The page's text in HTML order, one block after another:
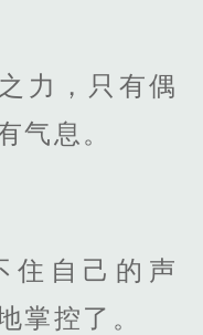
力，只有偶
气息。
住自己的声
掌控了。